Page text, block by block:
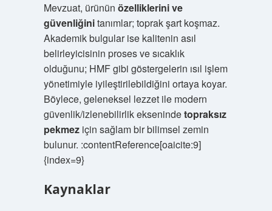
Mevzuat, ürünün özelliklerini ve
güvenliğinitanımlar; toprak şart koşmaz.
Akademik bulgular ise kalitenin asıl
belirleyicisinin proses ve sıcaklık
olduğunu; HMF gibi göstergelerin ısıl işlem
yönetimiyle iyileştirilebildiğini ortaya koyar.
Böylece, geleneksel lezzet ile modern
güvenlik/izlenebilirlik eksenindetopraksız
pekmeziçin sağlam bir bilimsel zemin
bulunur. :contentReference[oaicite:9]
{index=9}
Kaynaklar